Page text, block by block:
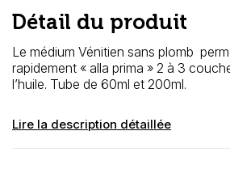
Détail du produit
Le médium Vénitien sans plomb
rapidement « alla prima » 2 à 3
l’huile. Tube de 60ml et 200ml.
Lire la description détaillée